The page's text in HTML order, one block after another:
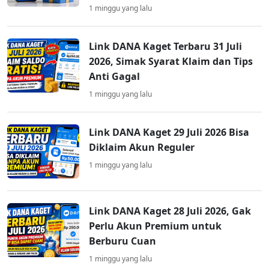
1 minggu yang lalu
Link DANA Kaget Terbaru 31 Juli
2026, Simak Syarat Klaim dan Tips
Anti Gagal
1 minggu yang lalu
Link DANA Kaget 29 Juli 2026 Bisa
Diklaim Akun Reguler
1 minggu yang lalu
Link DANA Kaget 28 Juli 2026, Gak
Perlu Akun Premium untuk
Berburu Cuan
1 minggu yang lalu